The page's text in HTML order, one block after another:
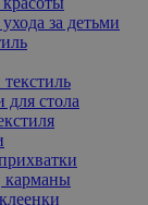
за детьми
стола
карманы